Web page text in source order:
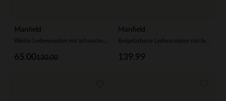
Manfield
130.00
65.00
Manfield
139.99